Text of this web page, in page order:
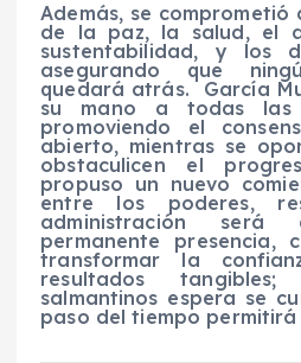
Además, se
de la paz, la salud, el
sustentabilidad, y los
asegurando que
quedará atrás.
García
su mano a todas las
promoviendo el
abierto, mientras se
obstaculicen el
propuso un nuevo
entre los poderes,
administración
permanente presencia,
transformar la
resultados
salmantinos espera se
paso del tiempo permitirá